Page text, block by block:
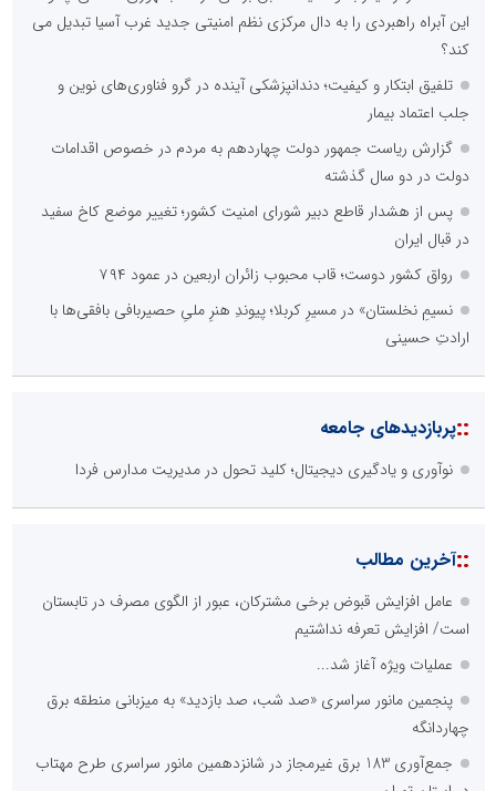
این آبراه راهبردی را به دال مرکزی نظم امنیتی جدید غرب آسیا تبدیل می
کند؟
تلفیق ابتکار و کیفیت؛ دندانپزشکی آینده در گرو فناوری‌های نوین و
جلب اعتماد بیمار
گزارش ریاست جمهور دولت چهاردهم به مردم در خصوص اقدامات
دولت در دو سال گذشته
پس از هشدار قاطع دبیر شورای امنیت کشور؛ تغییر موضع کاخ سفید
در قبال ایران
رواق کشور دوست؛ قاب محبوب زائران اربعین در عمود ۷۹۴
نسیمِ نخلستان» در مسیرِ کربلا؛ پیوندِ هنرِ ملیِ حصیربافی بافقی‌ها با
ارادتِ حسینی
::پربازدیدهای جامعه
نوآوری و یادگیری دیجیتال؛ کلید تحول در مدیریت مدارس فردا
::آخرین مطالب
عامل افزایش قبوض برخی مشترکان، عبور از الگوی مصرف در تابستان
است/ افزایش تعرفه نداشتیم
عملیات ویژه آغاز شد...
پنجمین مانور سراسری «صد شب، صد بازدید» به میزبانی منطقه برق
چهاردانگه
جمع‌آوری 183 برق غیرمجاز در شانزدهمین مانور سراسری طرح مهتاب